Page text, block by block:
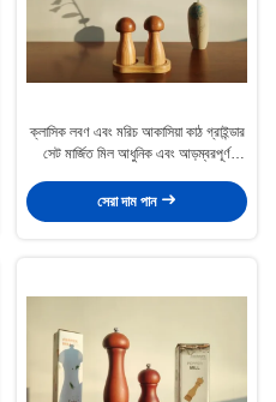
ক্লাসিক লবণ এবং মরিচ আকাসিয়া কাঠ গ্রাইন্ডার
সেট মার্জিত মিল আধুনিক এবং আড়ম্বরপূর্ণ
সেরা দাম পান